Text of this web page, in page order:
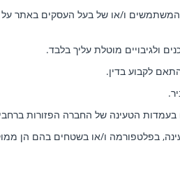
המשתמשים ו/או של בעל העסקים באתר
ולגיבויים מוטלת עליך בלבד.
לקבוע בדין.
הטעינה של החברה הפזורות
בפלטפורמה ו/או בשטחים בהם הן